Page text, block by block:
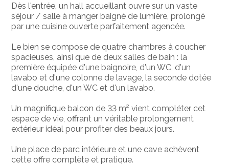
Dès l'entrée, un hall accueillant ouvre sur un vaste
séjour / salle à manger baigné de lumière, prolongé
par une cuisine ouverte parfaitement agencée.
Le bien se compose de quatre chambres à coucher
spacieuses, ainsi que de deux salles de bain : la
première équipée d'une baignoire, d'un WC, d'un
lavabo et d'une colonne de lavage, la seconde dotée
d'une douche, d'un WC et d'un lavabo.
Un magnifique balcon de 33 m² vient compléter cet
espace de vie, offrant un véritable prolongement
extérieur idéal pour profiter des beaux jours.
Une place de parc intérieure et une cave achèvent
cette offre complète et pratique.